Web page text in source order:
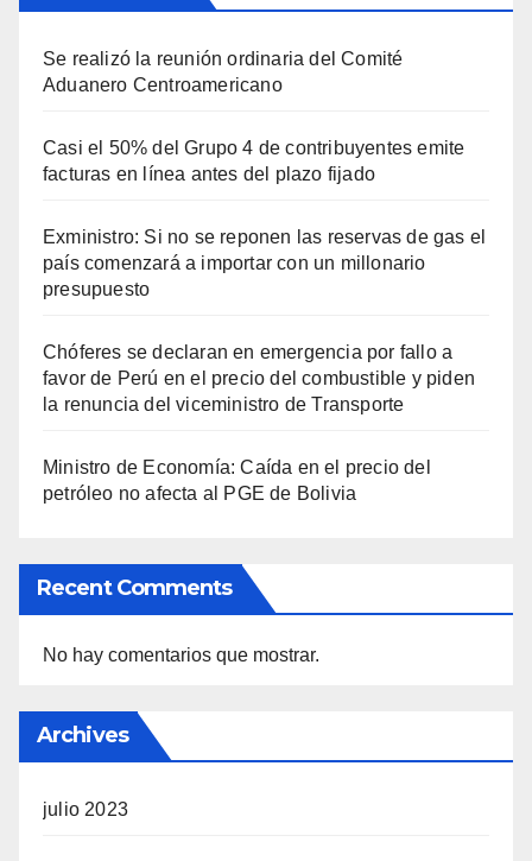
Se realizó la reunión ordinaria del Comité
Aduanero Centroamericano
Casi el 50% del Grupo 4 de contribuyentes emite
facturas en línea antes del plazo fijado
Exministro: Si no se reponen las reservas de gas el
país comenzará a importar con un millonario
presupuesto
Chóferes se declaran en emergencia por fallo a
favor de Perú en el precio del combustible y piden
la renuncia del viceministro de Transporte
Ministro de Economía: Caída en el precio del
petróleo no afecta al PGE de Bolivia
Recent Comments
No hay comentarios que mostrar.
Archives
julio 2023